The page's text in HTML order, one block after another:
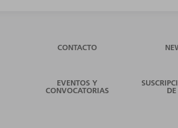
CONTACTO
EVENTOS Y
CONVOCATORIAS